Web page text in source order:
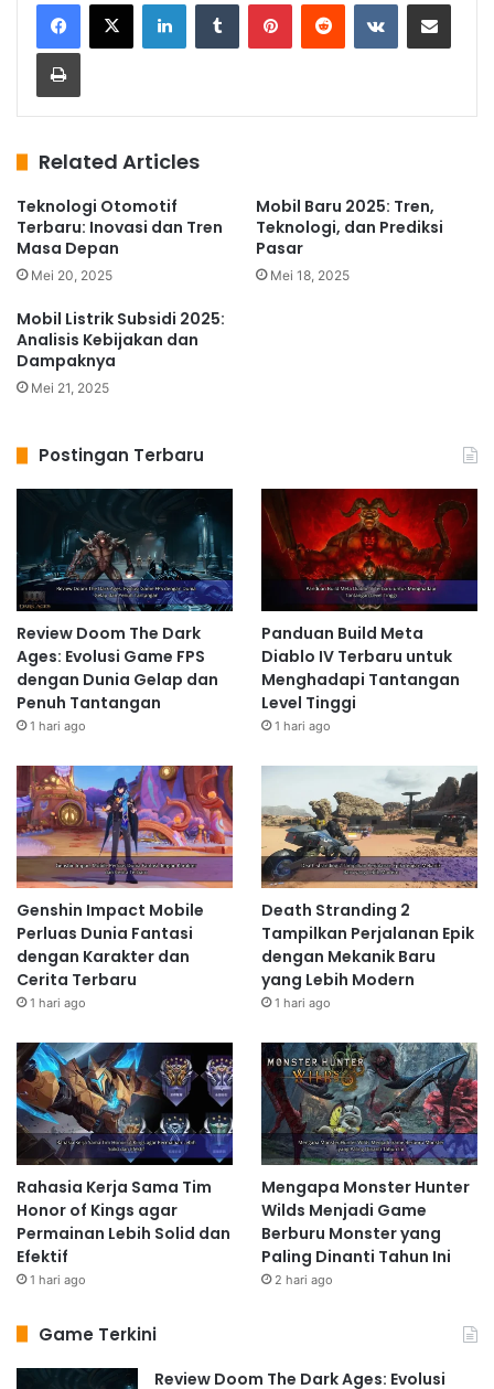
Related Articles
Teknologi Otomotif
Terbaru: Inovasi dan Tren
Masa Depan
Mei 20, 2025
Mobil Baru 2025: Tren,
Teknologi, dan Prediksi
Pasar
Mei 18, 2025
Mobil Listrik Subsidi 2025:
Analisis Kebijakan dan
Dampaknya
Mei 21, 2025
Postingan Terbaru
Review Doom The Dark
Ages: Evolusi Game FPS
dengan Dunia Gelap dan
Penuh Tantangan
1 hari ago
Panduan Build Meta
Diablo IV Terbaru untuk
Menghadapi Tantangan
Level Tinggi
1 hari ago
Genshin Impact Mobile
Perluas Dunia Fantasi
dengan Karakter dan
Cerita Terbaru
1 hari ago
Death Stranding 2
Tampilkan Perjalanan Epik
dengan Mekanik Baru
yang Lebih Modern
1 hari ago
Rahasia Kerja Sama Tim
Honor of Kings agar
Permainan Lebih Solid dan
Efektif
1 hari ago
Mengapa Monster Hunter
Wilds Menjadi Game
Berburu Monster yang
Paling Dinanti Tahun Ini
2 hari ago
Game Terkini
Review Doom The Dark Ages: Evolusi